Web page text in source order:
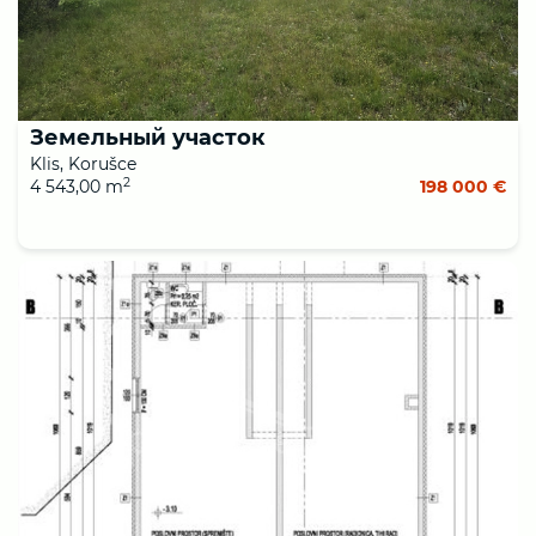
Земельный участок
Klis, Korušce
4 543,00 m2 198 000 €